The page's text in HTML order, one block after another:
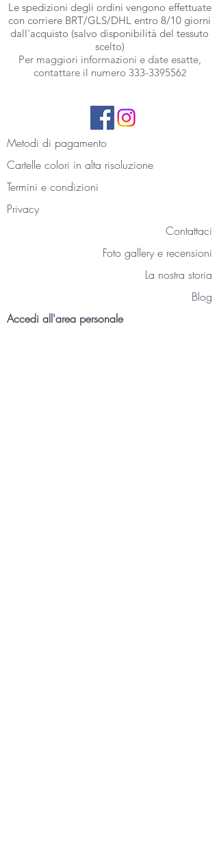
Le spedizioni degli ordini vengono effettuate
con corriere BRT/GLS/DHL entro 8/10 giorni
dall'acquisto (salvo disponibilità del tessuto
scelto)
Per maggiori informazioni e date esatte,
contattare il numero 333-3395562
Metodi di pagamento
Cartelle colori in alta risoluzione
Termini e condizioni
Privacy
Contattaci
Foto gallery e recensioni
La nostra storia
Blog
Accedi all'area personale